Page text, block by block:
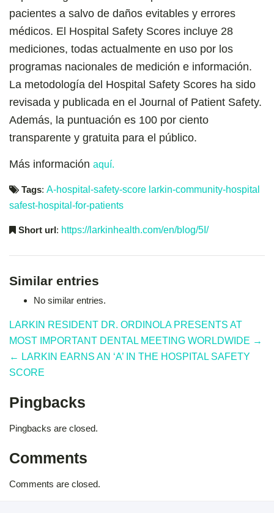
pacientes a salvo de daños evitables y errores
médicos. El Hospital Safety Scores incluye 28
mediciones, todas actualmente en uso por los
programas nacionales de medición e información.
La metodología del Hospital Safety Scores ha sido
revisada y publicada en el Journal of Patient Safety.
Además, la puntuación es 100 por ciento
transparente y gratuita para el público.
Más información aquí.
Tags: A-hospital-safety-score larkin-community-hospital
safest-hospital-for-patients
Short url: https://larkinhealth.com/en/blog/5I/
Similar entries
No similar entries.
LARKIN RESIDENT DR. ORDINOLA PRESENTS AT
MOST IMPORTANT DENTAL MEETING WORLDWIDE →
← LARKIN EARNS AN ‘A’ IN THE HOSPITAL SAFETY
SCORE
Pingbacks
Pingbacks are closed.
Comments
Comments are closed.